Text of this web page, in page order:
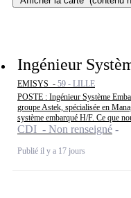
Ingénieur
EMISYS - 59 - LILLE
POSTE : Ingénieur Système
groupe Astek, spécialisée en
système embarqué H/F. Ce que
CDI - Non renseigné
Publié il y a 17 jours